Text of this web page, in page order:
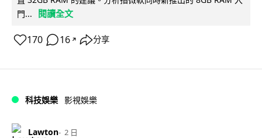
門...
閱讀全文
170 16 ↗ 分享
科技娛樂 影視娛樂
Lawton 2 日